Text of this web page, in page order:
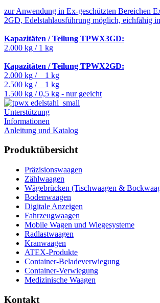
zur Anwendung in Ex-geschützten Bereichen
2GD, Edelstahlausführung möglich, eichfähig
Kapazitäten / Teilung TPWX3GD:
2.000 kg / 1 kg
Kapazitäten / Teilung TPWX2GD:
2.000 kg / 1 kg
2.500 kg / 1 kg
1.500 kg / 0,5 kg - nur geeicht
Unterstützung
Informationen
Anleitung und Katalog
Produktübersicht
Präzisionswaagen
Zählwaagen
Wägebrücken (Tischwaagen &
Bodenwaagen
Digitale Anzeigen
Fahrzeugwaagen
Mobile Wagen und Wiegesysteme
Radlastwaagen
Kranwaagen
ATEX-Produkte
Container-Beladeverwiegung
Container-Verwiegung
Medizinische Waagen
Kontakt